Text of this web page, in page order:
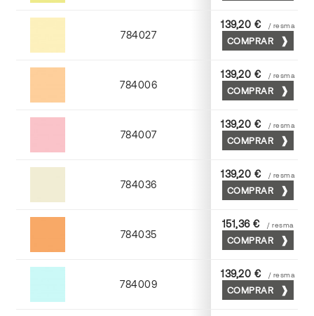
784027
Tostado
139,20 € / resma
COMPRAR
784006
Abricot
139,20 € / resma
COMPRAR
784007
Rosa
139,20 € / resma
COMPRAR
784036
Gris perla
139,20 € / resma
COMPRAR
784035
Chamoix
151,36 € / resma
COMPRAR
784009
Azul
139,20 € / resma
COMPRAR